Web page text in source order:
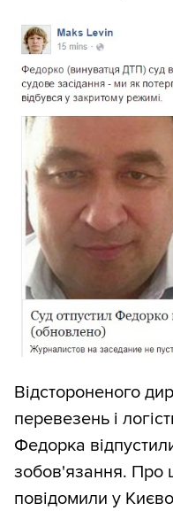
Відстороненого
перевезень і
Федорка
зобов'язання. Про
повідомили у